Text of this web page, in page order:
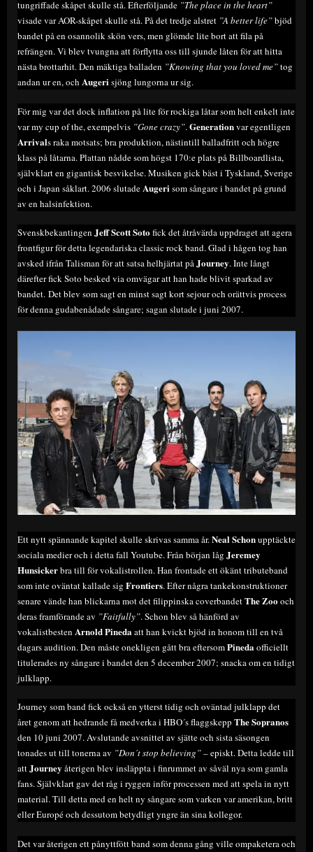
tungriffade skåpet skulle stå. Efterföljande ”The place in the heart”
visade var AOR-skåpet skulle stå. På det tredje alstret ”A better life”bjöd
bandet på en osannolik skön vers, men glömde lite bort att fila på
refrängen. Vi blev tvungna att förflytta oss till sjunde låten för att hitta
nästa brottarhit. Den mäktiga balladen ”Knowing that you loved me”tog
andan ur en, och Augerisjöng lungorna ur sig.
För mig var det dock inflation på lite för rockiga låtar som helt enkelt inte
var my cup of the, exempelvis ”Gone crazy”.Generationvar egentligen
Arrivals raka motsats; bra produktion, nästintill balladfritt och högre
klass på låtarna. Plattan nådde som högst 170:e plats på Billboardlista,
självklart en gigantisk besvikelse. Musiken gick bäst i Tyskland, Sverige
och i Japan såklart. 2006 slutadeAugerisom sångare i bandet på grund
av en halsinfektion.
Svenskbekantingen Jeff Scott Sotofick det åtråvärda uppdraget att agera
frontfigur för detta legendariska classic rock band. Glad i hågen tog han
avsked ifrån Talisman för att satsa helhjärtat påJourney. Inte långt
därefter fick Soto besked via omvägar att han hade blivit sparkad av
bandet. Det blev som sagt en minst sagt kort sejour och orättvis process
för denna gudabenådade sångare; sagan slutade i juni 2007.
Ett nytt spännande kapitel skulle skrivas samma år.Neal Schonupptäckte
sociala medier och i detta fall Youtube. Från början låg Jeremey
Hunsickerbra till för vokalistrollen. Han frontade ett ökänt tributeband
som inte oväntat kallade sig Frontiers. Efter några tankekonstruktioner
senare vände han blickarna mot det filippinska coverbandetThe Zoooch
deras framförande av ”Faitfully”. Schon blev så hänförd av
vokalistbesten Arnold Pineda att han kvickt bjöd in honom till en två
dagars audition. Den måste onekligen gått bra eftersomPineda officiellt
titulerades ny sångare i bandet den 5 december 2007; snacka om en tidigt
julklapp.
Journey som band fick också en ytterst tidig och oväntad julklapp det
året genom att hedrande få medverka i HBO´s flaggskepp The Sopranos
den 10 juni 2007. Avslutande avsnittet av sjätte och sista säsongen
tonades ut till tonerna av ”Don´t stop believing”– episkt. Detta ledde till
attJourney återigen blev insläppta i finrummet av såväl nya som gamla
fans. Självklart gav det råg i ryggen inför processen med att spela in nytt
material. Till detta med en helt ny sångare som varken var amerikan, britt
eller Europé och dessutom betydligt yngre än sina kollegor.
Det var återigen ett pånyttfött band som denna gång ville ompaketera och